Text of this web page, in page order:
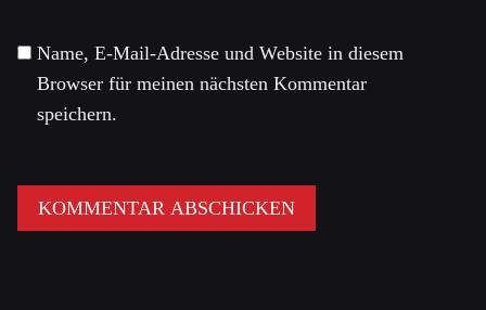
Name, E-Mail-Adresse und Website in diesem
Browser für meinen nächsten Kommentar
speichern.